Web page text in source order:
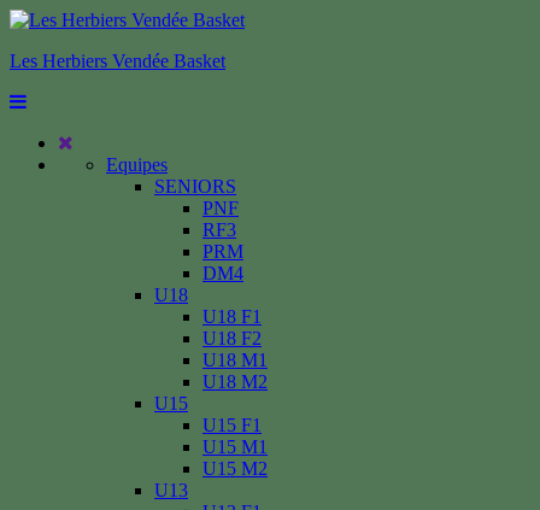
Les Herbiers Vendée Basket
Equipes
SENIORS
PNF
RF3
PRM
DM4
U18
U18 F1
U18 F2
U18 M1
U18 M2
U15
U15 F1
U15 M1
U15 M2
U13